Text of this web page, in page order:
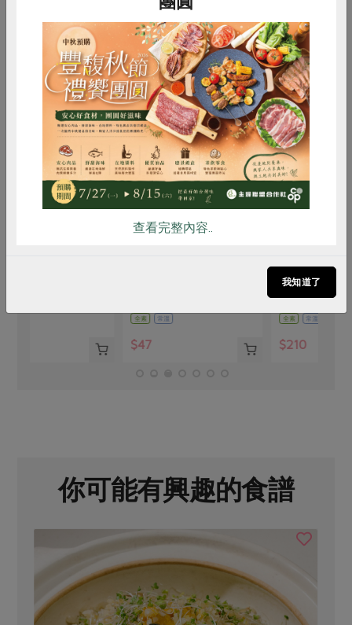
買回食材自己做
安芯食品社會企業有限公司
你可能有興趣的食譜
惜食 RPET 食譜 減硝酸鹽
雞蛋 食安 共同購買
查看完整內容..
我知道了